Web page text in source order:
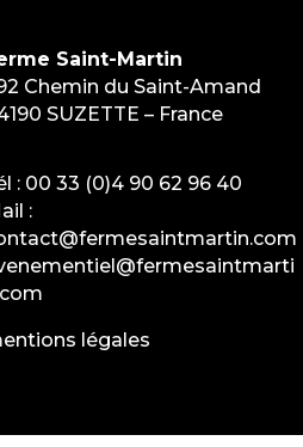
Saint-Martin
Chemin du Saint-Amand
SUZETTE – France
: 00 33 (0)4 90 62 96 40
:
légales